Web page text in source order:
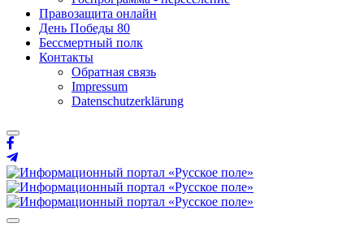
Правозащита онлайн
День Победы 80
Бессмертный полк
Контакты
Обратная связь
Impressum
Datenschutzerklärung